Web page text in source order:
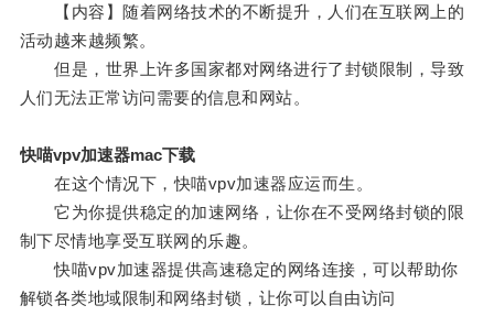
【内容】随着网络技术的不断提升，人们在互联网上的
活动越来越频繁。
但是，世界上许多国家都对网络进行了封锁限制，导致
人们无法正常访问需要的信息和网站。
快喵vpv加速器mac下载
在这个情况下，快喵vpv加速器应运而生。
它为你提供稳定的加速网络，让你在不受网络封锁的限
制下尽情地享受互联网的乐趣。
快喵vpv加速器提供高速稳定的网络连接，可以帮助你
解锁各类地域限制和网络封锁，让你可以自由访问